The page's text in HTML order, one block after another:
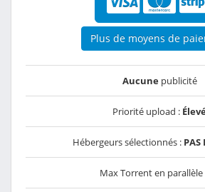
Plus de moyens de
Aucunepublicité
Priorité upload :
Hébergeurs sélectionnés : PAS
Max Torrent en parallèle